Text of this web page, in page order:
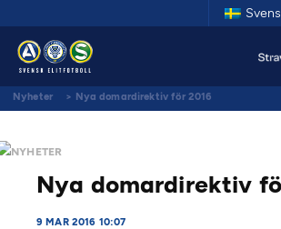
Nyheter > Nya domardirektiv för 2016
NYHETER
Nya domardirektiv
9 MAR 2016 10:07